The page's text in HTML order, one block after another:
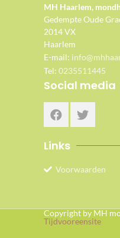
MH Haarlem,
Gedempte Oude
2014 VX
Haarlem
E-mail:
Tel: 0235511445
Social media
Links
Voorwaarden
Copyright by MH
Tijdvooreensite